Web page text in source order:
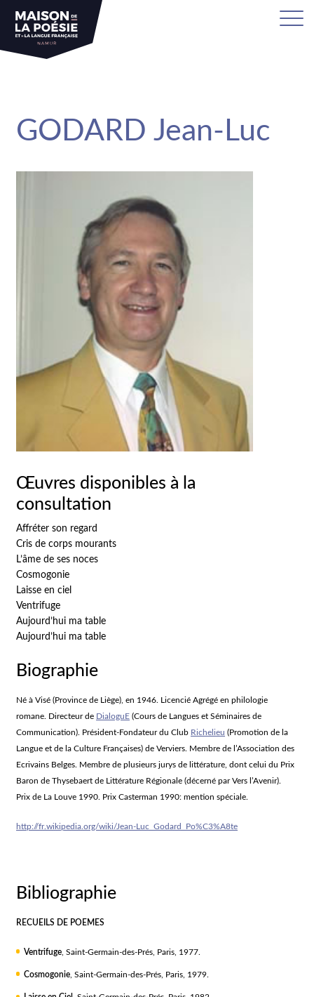
GODARD Jean-Luc
Œuvres disponibles à la
consultation
Affréter son regard
Cris de corps mourants
L’âme de ses noces
Cosmogonie
Laisse en ciel
Ventrifuge
Aujourd’hui ma table
Aujourd’hui ma table
Biographie
Né à Visé (Province de Liège), en 1946. Licencié Agrégé en philologie
romane. Directeur de DialoguE (Cours de Langues et Séminaires de
Communication). Président-Fondateur du Club Richelieu (Promotion de la
Langue et de la Culture Françaises) de Verviers. Membre de l’Association des
Ecrivains Belges. Membre de plusieurs jurys de littérature, dont celui du Prix
Baron de Thysebaert de Littérature Régionale (décerné par Vers l’Avenir).
Prix de La Louve 1990. Prix Casterman 1990: mention spéciale.
http://fr.wikipedia.org/wiki/Jean-Luc_Godard_Po%C3%A8te
Bibliographie
RECUEILS DE POEMES
Ventrifuge, Saint-Germain-des-Prés, Paris, 1977.
Cosmogonie, Saint-Germain-des-Prés, Paris, 1979.